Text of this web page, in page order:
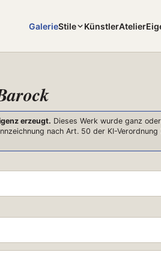
GalerieStile KünstlerAtelier
erzeugt. Dieses Werk wurde ganz
nach Art. 50 der KI-